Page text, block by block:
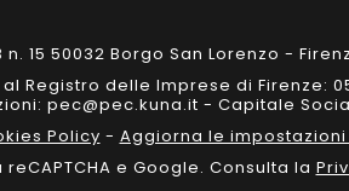
apre
in
una
nuova
apre
in
una
nuova
in
15 50032 Borgo San Lorenzo -
Registro delle Imprese di Firenze:
pec@pec.kuna.it - Capitale
Policy - Aggiorna le
e Google. Consulta la